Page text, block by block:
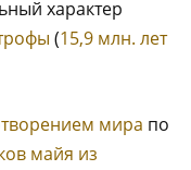
характер
(15,9 млн. лет
мира по
майя из